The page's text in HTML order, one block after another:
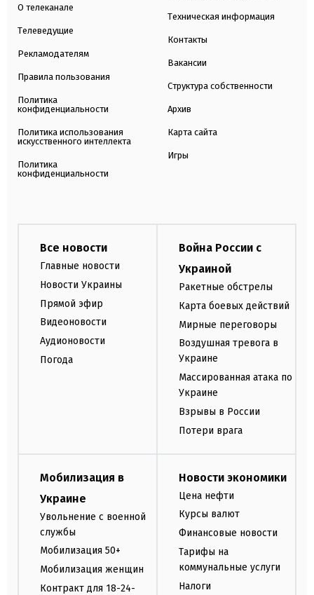
О телеканале
Телеведущие
Рекламодателям
Правила пользования
Политика
конфиденциальности
Политика использования
искусственного интеллекта
Политика
конфиденциальности
Техническая информация
Контакты
Вакансии
Структура собственности
Архив
Карта сайта
Игры
Все новости
Главные новости
Новости Украины
Прямой эфир
Видеоновости
Аудионовости
Погода
Война России с
Украиной
Ракетные обстрелы
Карта боевых действий
Мирные переговоры
Воздушная тревога в
Украине
Массированная атака по
Украине
Взрывы в России
Потери врага
Мобилизация в
Украине
Увольнение с военной
службы
Мобилизация 50+
Мобилизация женщин
Контракт для 18-24-
Новости экономики
Цена нефти
Курсы валют
Финансовые новости
Тарифы на
коммунальные услуги
Налоги